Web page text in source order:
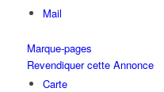
Mail
Marque-pages
Revendiquer cette Annonce
Carte